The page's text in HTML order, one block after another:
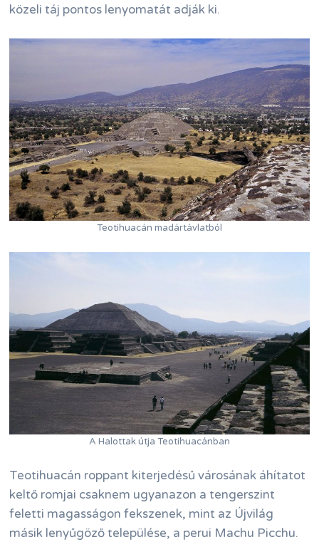
közeli táj pontos lenyomatát adják ki.
Teotihuacán madártávlatból
A Halottak útja Teotihuacánban
Teotihuacán roppant kiterjedésű városának áhítatot
keltő romjai csaknem ugyanazon a tengerszint
feletti magasságon fekszenek, mint az Újvilág
másik lenyűgöző települése, a perui Machu Picchu.